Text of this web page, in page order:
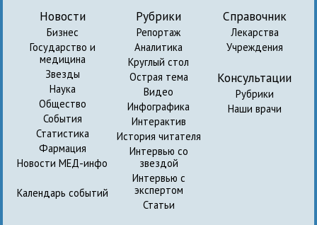
Новости
Бизнес
Государство и
медицина
Звезды
Наука
Общество
События
Статистика
Фармация
Новости МЕД-инфо
Календарь событий
Рубрики
Репортаж
Аналитика
Круглый стол
Острая тема
Видео
Инфографика
Интерактив
История читателя
Интервью со
звездой
Интервью с
экспертом
Статьи
Справочник
Лекарства
Учреждения
Консультации
Рубрики
Наши врачи